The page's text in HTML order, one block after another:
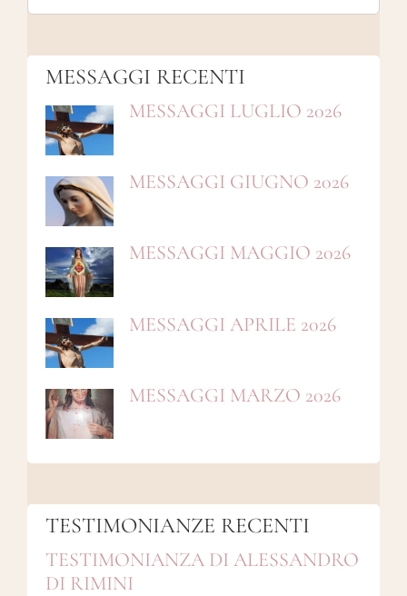
MESSAGGI
MESSAGGI RECENTI
MESSAGGI LUGLIO 2026
MESSAGGI GIUGNO 2026
MESSAGGI MAGGIO 2026
MESSAGGI APRILE 2026
MESSAGGI MARZO 2026
TESTIMONIANZE RECENTI
TESTIMONIANZA DI ALESSANDRO
DI RIMINI